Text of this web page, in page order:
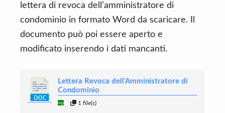
lettera di revoca dell’amministratore di
condominio in formato Word da scaricare. Il
documento può poi essere aperto e
modificato inserendo i dati mancanti.
Lettera Revoca dell'Amministratore di
Condominio
1 file(s)